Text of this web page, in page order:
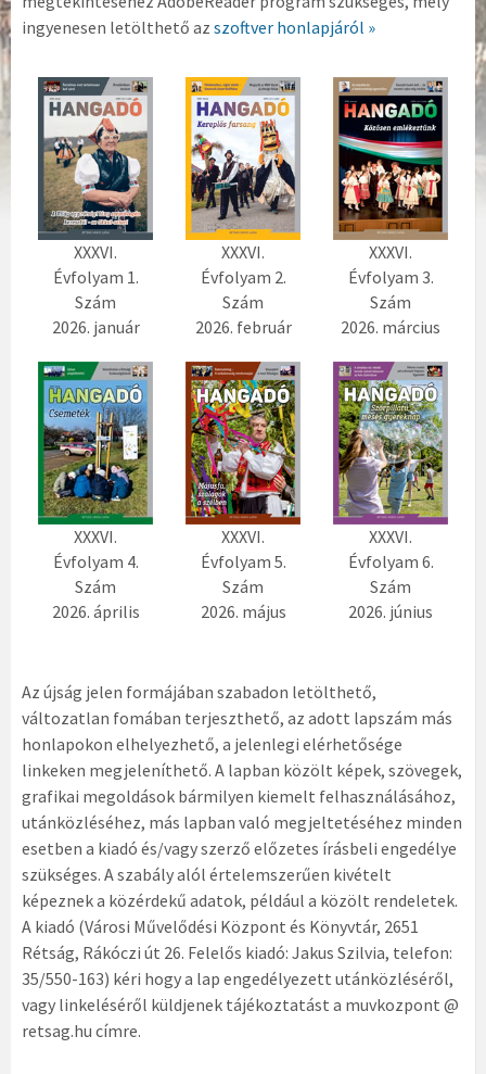
ingyenesen letölthető az szoftver honlapjáról »
XXXVI.
Évfolyam 1.
Szám
2026. január
XXXVI.
Évfolyam 2.
Szám
2026. február
XXXVI.
Évfolyam 3.
Szám
2026. március
XXXVI.
Évfolyam 4.
Szám
2026. április
XXXVI.
Évfolyam 5.
Szám
2026. május
XXXVI.
Évfolyam 6.
Szám
2026. június
Az újság jelen formájában szabadon letölthető,
változatlan fomában terjeszthető, az adott lapszám más
honlapokon elhelyezhető, a jelenlegi elérhetősége
linkeken megjeleníthető. A lapban közölt képek, szövegek,
grafikai megoldások bármilyen kiemelt felhasználásához,
utánközléséhez, más lapban való megjeltetéséhez minden
esetben a kiadó és/vagy szerző előzetes írásbeli engedélye
szükséges. A szabály alól értelemszerűen kivételt
képeznek a közérdekű adatok, például a közölt rendeletek.
A kiadó (Városi Művelődési Központ és Könyvtár, 2651
Rétság, Rákóczi út 26. Felelős kiadó: Jakus Szilvia, telefon:
35/550-163) kéri hogy a lap engedélyezett utánközléséről,
vagy linkeléséről küldjenek tájékoztatást a muvkozpont @
retsag.hu címre.